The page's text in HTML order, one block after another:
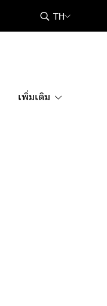
TH
เพิ่มเติม